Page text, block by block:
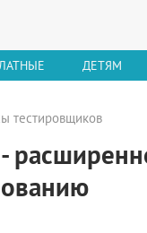
ДЕТЯМ
тестировщиков